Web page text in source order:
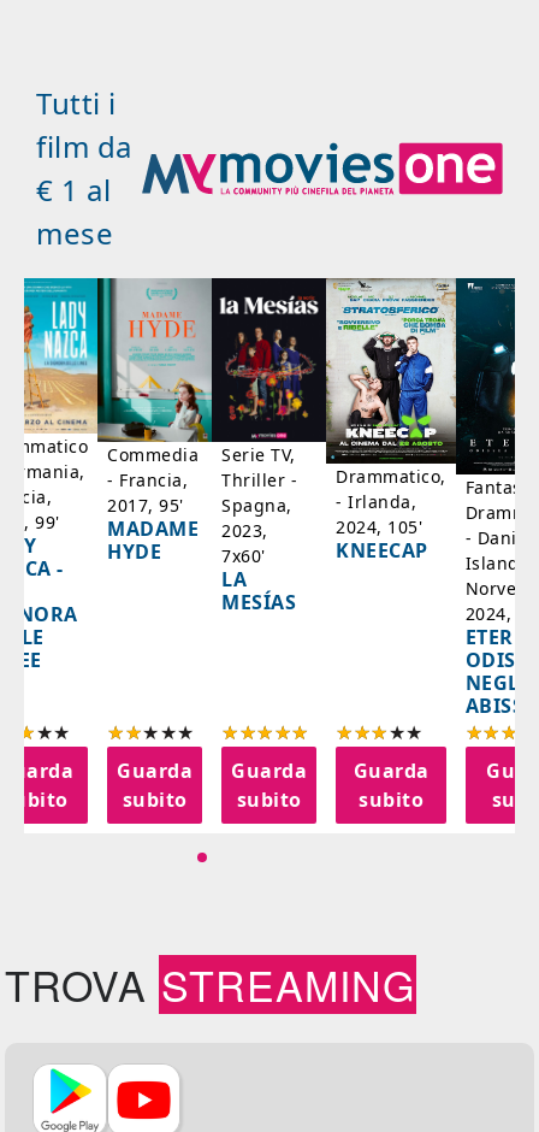
Tutti i
film da
€ 1 al
mese
99'
-
subito
Commedia
- Francia,
2017, 95'
MADAME
HYDE
Guarda
subito
Serie TV,
Thriller -
Spagna,
2023,
7x60'
LA
MESÍAS
Guarda
subito
Drammatico,
- Irlanda,
2024, 105'
KNEECAP
Guarda
subito
-
Islanda,
2024,
NEGLI
ABISSI
TROVA STREAMING